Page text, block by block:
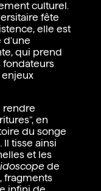
culturel.
fête
elle est
d'une
qui prend
fondateurs
rendre
en
du songe
tisse ainsi
et les
de
fragments